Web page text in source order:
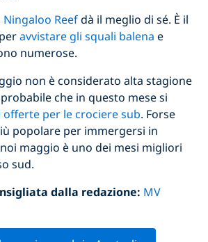
Ningaloo Reefdà il meglio di sé. È il
avvistare gli squali balena e
numerose.
non è considerato alta stagione
che in questo mese si
per le crociere sub. Forse
popolare per immergersi in
maggio è uno dei mesi migliori
sud.
dalla redazione: MV